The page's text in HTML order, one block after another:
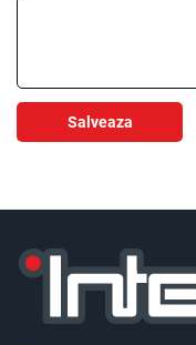
Salveaza